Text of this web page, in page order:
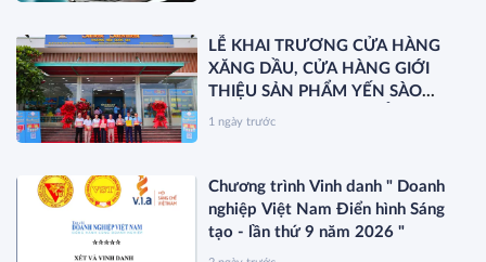
LỄ KHAI TRƯƠNG CỬA HÀNG
XĂNG DẦU, CỬA HÀNG GIỚI
THIỆU SẢN PHẨM YẾN SÀO
KHÁNH HÒA VÀ RA MẮT SẢN
1 ngày trước
Chương trình Vinh danh " Doanh
nghiệp Việt Nam Điển hình Sáng
tạo - lần thứ 9 năm 2026 "